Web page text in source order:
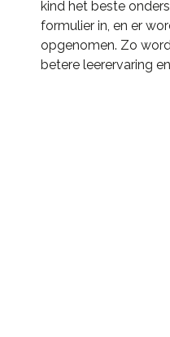
kind het beste
formulier in, en er
opgenomen. Zo
betere leerervaring